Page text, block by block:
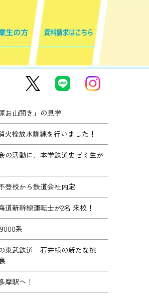
お山開き」の見学
火栓放水訓練を行いました！
の活動に、本学鉄道史ゼミ生が
登校から鉄道会社内定
道新幹線運転士が2名 来校！
系
東武鉄道 石井様の新たな挑
摩駅へ！